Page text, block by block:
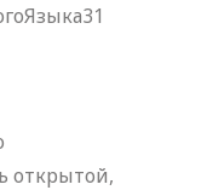
открытой,